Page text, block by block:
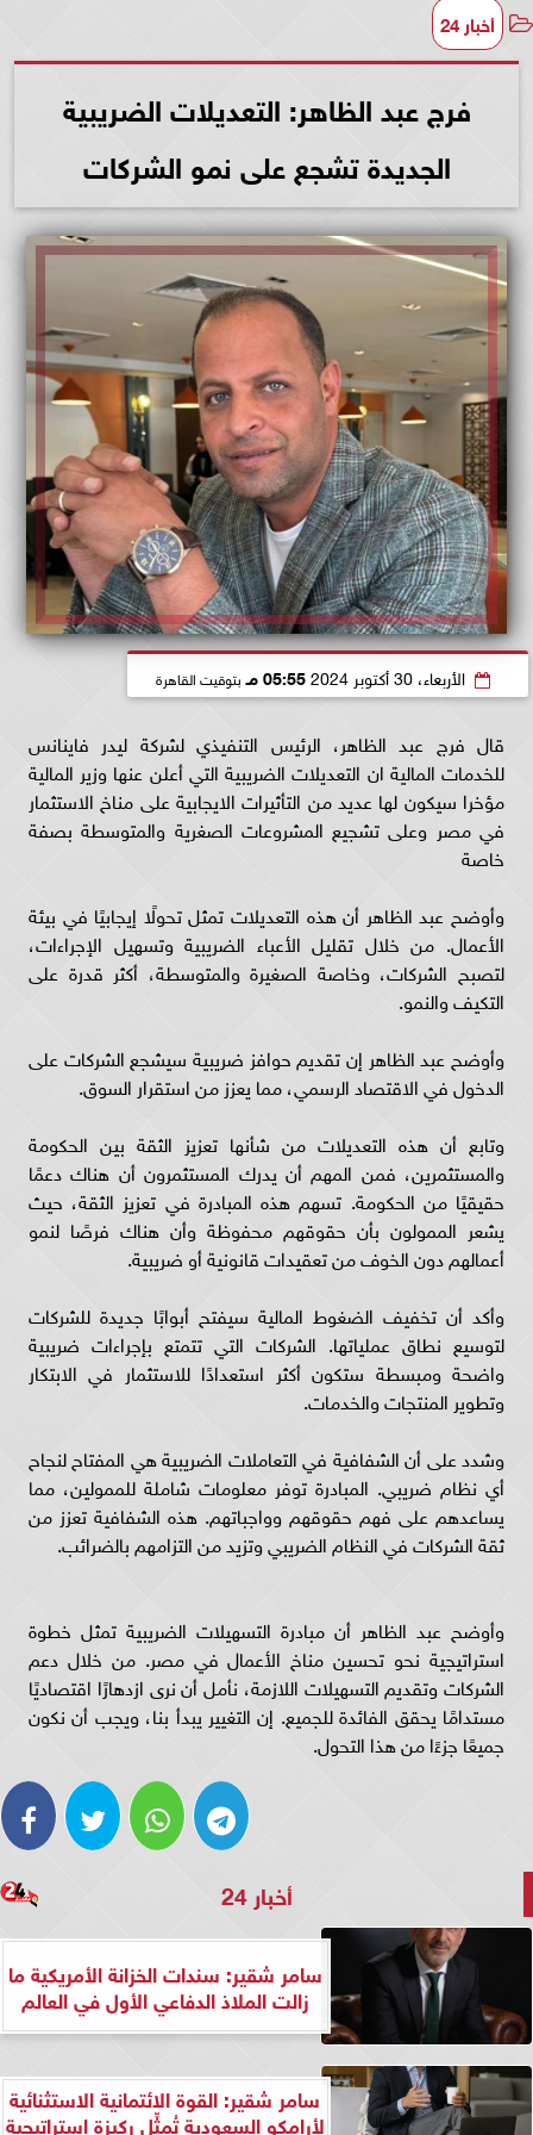
أخبار 24
فرج عبد الظاهر: التعديلات الضريبية
الجديدة تشجع على نمو الشركات
الأربعاء، 30 أكتوبر 2024 05:55 مـ بتوقيت القاهرة
قال فرج عبد الظاهر، الرئيس التنفيذي لشركة ليدر فاينانس
للخدمات المالية ان التعديلات الضريبية التي أعلن عنها وزير المالية
مؤخرا سيكون لها عديد من التأثيرات الايجابية على مناخ الاستثمار
في مصر وعلى تشجيع المشروعات الصغرية والمتوسطة بصفة
خاصة
وأوضح عبد الظاهر أن هذه التعديلات تمثل تحولًا إيجابيًا في بيئة
الأعمال. من خلال تقليل الأعباء الضريبية وتسهيل الإجراءات،
لتصبح الشركات، وخاصة الصغيرة والمتوسطة، أكثر قدرة على
التكيف والنمو.
وأوضح عبد الظاهر إن تقديم حوافز ضريبية سيشجع الشركات على
الدخول في الاقتصاد الرسمي، مما يعزز من استقرار السوق.
وتابع أن هذه التعديلات من شأنها تعزيز الثقة بين الحكومة
والمستثمرين، فمن المهم أن يدرك المستثمرون أن هناك دعمًا
حقيقيًا من الحكومة. تسهم هذه المبادرة في تعزيز الثقة، حيث
يشعر الممولون بأن حقوقهم محفوظة وأن هناك فرصًا لنمو
أعمالهم دون الخوف من تعقيدات قانونية أو ضريبية.
وأكد أن تخفيف الضغوط المالية سيفتح أبوابًا جديدة للشركات
لتوسيع نطاق عملياتها. الشركات التي تتمتع بإجراءات ضريبية
واضحة ومبسطة ستكون أكثر استعدادًا للاستثمار في الابتكار
وتطوير المنتجات والخدمات.
وشدد على أن الشفافية في التعاملات الضريبية هي المفتاح لنجاح
أي نظام ضريبي. المبادرة توفر معلومات شاملة للممولين، مما
يساعدهم على فهم حقوقهم وواجباتهم. هذه الشفافية تعزز من
ثقة الشركات في النظام الضريبي وتزيد من التزامهم بالضرائب.
وأوضح عبد الظاهر أن مبادرة التسهيلات الضريبية تمثل خطوة
استراتيجية نحو تحسين مناخ الأعمال في مصر. من خلال دعم
الشركات وتقديم التسهيلات اللازمة، نأمل أن نرى ازدهارًا اقتصاديًا
مستدامًا يحقق الفائدة للجميع. إن التغيير يبدأ بنا، ويجب أن نكون
جميعًا جزءًا من هذا التحول.
أخبار 24
سامر شقير: سندات الخزانة الأمريكية ما
زالت الملاذ الدفاعي الأول في العالم
سامر شقير: القوة الائتمانية الاستثنائية
لأرامكو السعودية تُمثِّل ركيزة استراتيجية